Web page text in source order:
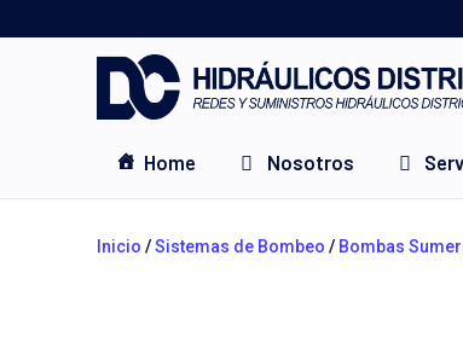
Home Nosotros
Inicio /Sistemas de Bombeo / Bombas